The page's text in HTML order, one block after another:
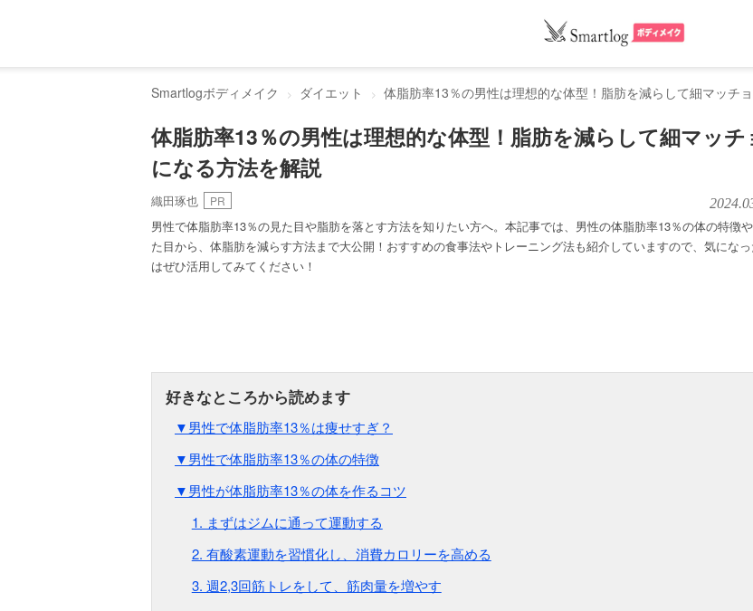
Smartlogボディメイク ダイエット 体脂肪率13％の男性は理想的な体型！脂肪を減らして細マッチ
体脂肪率13％の男性は理想的な体型！脂肪を減らして細マッチ
になる方法を解説
織田琢也 PR
男性で体脂肪率13％の見た目や脂肪を落とす方法を知りたい方へ。本記事では、男性の体脂肪率13％の体の特徴
た目から、体脂肪を減らす方法まで大公開！おすすめの食事法やトレーニング法も紹介していますので、気にな
はぜひ活用してみてください！
▼男性で体脂肪率13％は痩せすぎ？
▼男性で体脂肪率13％の体の特徴
▼男性が体脂肪率13％の体を作るコツ
1. まずはジムに通って運動する
2. 有酸素運動を習慣化し、消費カロリーを高める
3. 週2,3回筋トレをして、筋肉量を増やす